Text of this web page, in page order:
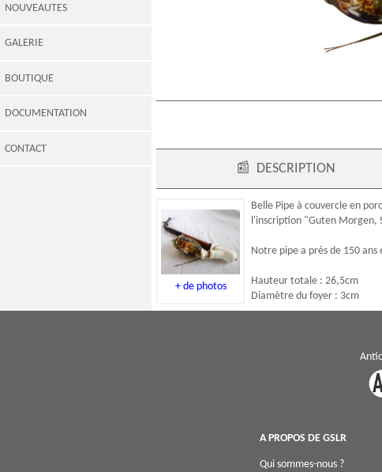
NOUVEAUTES
GALERIE
BOUTIQUE
DOCUMENTATION
CONTACT
📰 DESCRIPTION
+ de photos
Belle Pipe à couvercle en
l'inscription "Guten Morgen,
Notre pipe a près de 150
Hauteur totale : 26,5cm
Diamètre du foyer : 3cm
A PROPOS DE GSLR
Qui sommes-nous ?